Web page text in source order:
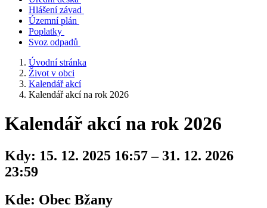
Hlášení závad
Územní plán
Poplatky
Svoz odpadů
Úvodní stránka
Život v obci
Kalendář akcí
Kalendář akcí na rok 2026
Kalendář akcí na rok 2026
Kdy: 15. 12. 2025 16:57 – 31. 12. 2026
23:59
Kde: Obec Bžany